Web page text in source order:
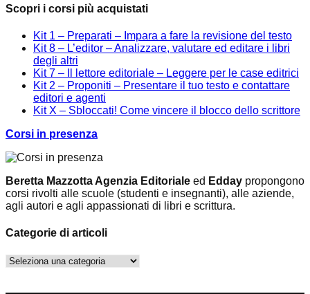
Scopri i corsi più acquistati
Kit 1 – Preparati – Impara a fare la revisione del testo
Kit 8 – L’editor – Analizzare, valutare ed editare i libri
degli altri
Kit 7 – Il lettore editoriale – Leggere per le case editrici
Kit 2 – Proponiti – Presentare il tuo testo e contattare
editori e agenti
Kit X – Sbloccati! Come vincere il blocco dello scrittore
Corsi in presenza
Beretta Mazzotta Agenzia Editoriale ed Edday propongono
corsi rivolti alle scuole (studenti e insegnanti), alle aziende,
agli autori e agli appassionati di libri e scrittura.
Categorie di articoli
Categorie